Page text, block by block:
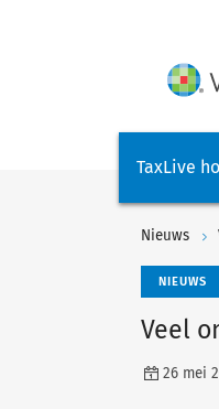
TaxLive
Nieuws
NIEUWS
Veel
26 mei